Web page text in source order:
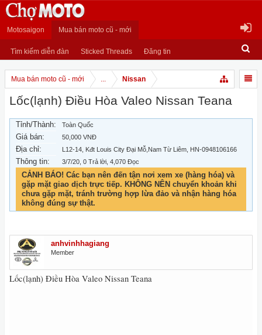
Motosaigon Mua bán moto cũ - mới
Tìm kiếm diễn đàn Sticked Threads Đăng tin
Mua bán moto cũ - mới ... Nissan
Lốc(lạnh) Điều Hòa Valeo Nissan Teana
Tỉnh/Thành: Toàn Quốc
Giá bán: 50,000 VNĐ
Địa chỉ: L12-14, Kđt Louis City Đại Mỗ,Nam Từ Liêm, HN-0948106166
Thông tin: 3/7/20 , 0 Trả lời, 4,070 Đọc
CẢNH BÁO! Các bạn nên đến tận nơi xem xe (hàng hóa) và
gặp mặt giao dịch trực tiếp. KHÔNG NÊN chuyển khoản khi
chưa gặp mặt, tránh trường hợp lừa đảo và nhận hàng hóa
không đúng sự thật.
anhvinhhagiang
Member
Lốc(lạnh) Điều Hòa Valeo Nissan Teana